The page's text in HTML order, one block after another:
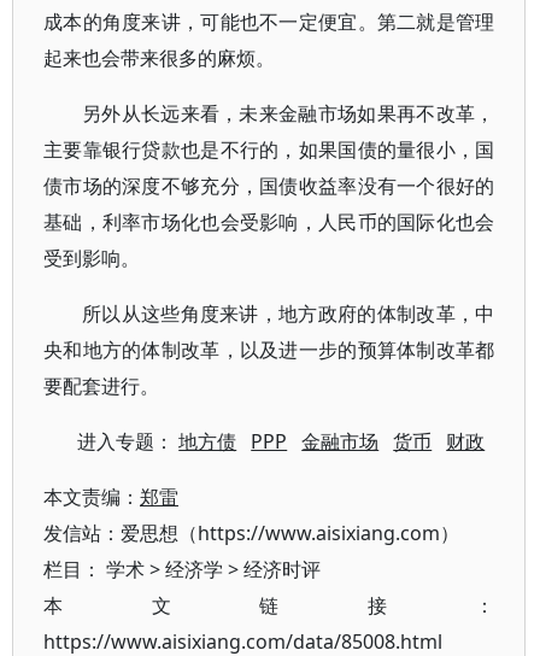
成本的角度来讲，可能也不一定便宜。第二就是管理
起来也会带来很多的麻烦。
另外从长远来看，未来金融市场如果再不改革，
主要靠银行贷款也是不行的，如果国债的量很小，国
债市场的深度不够充分，国债收益率没有一个很好的
基础，利率市场化也会受影响，人民币的国际化也会
受到影响。
所以从这些角度来讲，地方政府的体制改革，中
央和地方的体制改革，以及进一步的预算体制改革都
要配套进行。
进入专题：地方债 PPP 金融市场 货币 财政
本文责编： 郑雷
发信站：爱思想（https://www.aisixiang.com）
栏目： 学术>经济学 >经济时评
本文链接：
https://www.aisixiang.com/data/85008.html